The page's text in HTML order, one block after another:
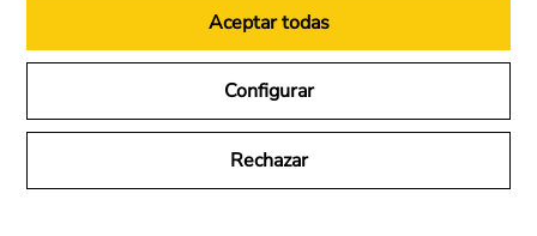
Configurar
Rechazar
Aceptar todas
Informe de Búsqueda Web filtrado a
Resultados de Vídeos: Monitoricemos los
resultados enriquecidos con formato vídeo, nos
mostrarán si nuestra estrategia está
Informe de búsquedas de vídeo
informe de rendimiento de búsquedas, no